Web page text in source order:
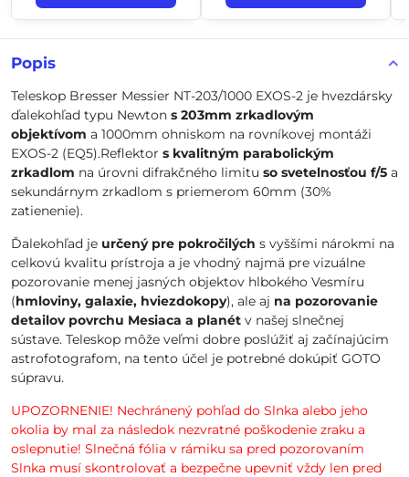
Popis
Teleskop Bresser Messier NT-203/1000 EXOS-2 je hvezdársky
ďalekohľad typu Newton s 203mm zrkadlovým
objektívom a 1000mm ohniskom na rovníkovej montáži
EXOS-2 (EQ5).Reflektor s kvalitným parabolickým
zrkadlom na úrovni difrakčného limitu so svetelnosťou f/5 a
sekundárnym zrkadlom s priemerom 60mm (30%
zatienenie).
Ďalekohľad je určený pre pokročilých s vyššími nárokmi na
celkovú kvalitu prístroja a je vhodný najmä pre vizuálne
pozorovanie menej jasných objektov hlbokého Vesmíru
(hmloviny, galaxie, hviezdokopy), ale aj na pozorovanie
detailov povrchu Mesiaca a planét v našej slnečnej
sústave. Teleskop môže veľmi dobre poslúžiť aj začínajúcim
astrofotografom, na tento účel je potrebné dokúpiť GOTO
súpravu.
UPOZORNENIE! Nechránený pohľad do Slnka alebo jeho
okolia by mal za následok nezvratné poškodenie zraku a
oslepnutie! Slnečná fólia v rámiku sa pred pozorovaním
Slnka musí skontrolovať a bezpečne upevniť vždy len pred